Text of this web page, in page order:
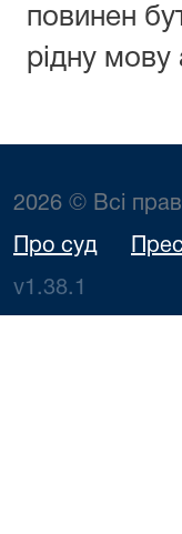
повинен
рідну
2026 © Всі
Про суд
v1.38.1